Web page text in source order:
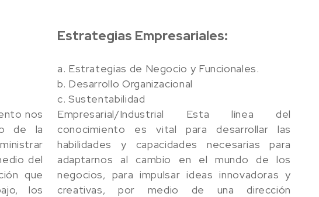
nos
de la
del
que
los
Estrategias Empresariales:
a. Estrategias de Negocio y Funcionales.
b. Desarrollo Organizacional
c. Sustentabilidad
Empresarial/Industrial Esta línea del
conocimiento es vital para desarrollar las
habilidades y capacidades necesarias para
adaptarnos al cambio en el mundo de los
negocios, para impulsar ideas innovadoras y
creativas, por medio de una dirección